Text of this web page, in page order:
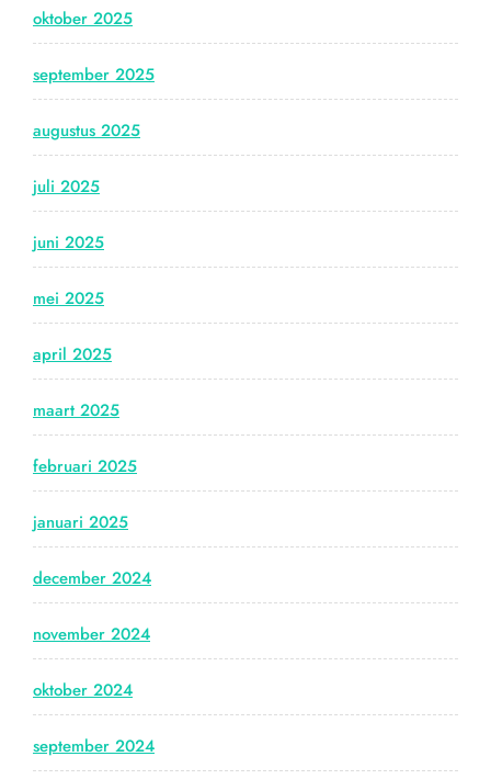
oktober 2025
september 2025
augustus 2025
juli 2025
juni 2025
mei 2025
april 2025
maart 2025
februari 2025
januari 2025
december 2024
november 2024
oktober 2024
september 2024